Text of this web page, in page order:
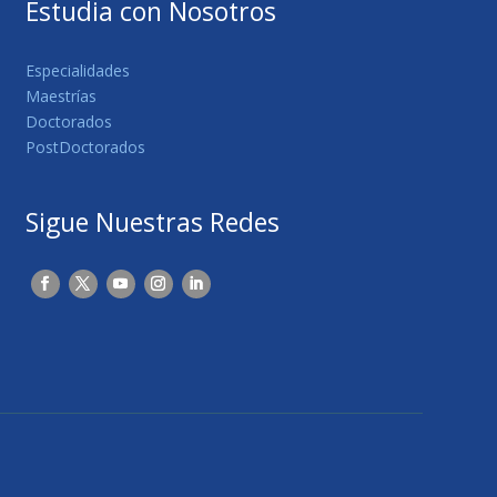
Estudia con Nosotros
Especialidades
Maestrías
Doctorados
PostDoctorados
Sigue Nuestras Redes